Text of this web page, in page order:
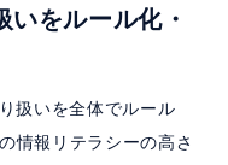
をルール化・
扱いを全体でルール
情報リテラシーの高さ